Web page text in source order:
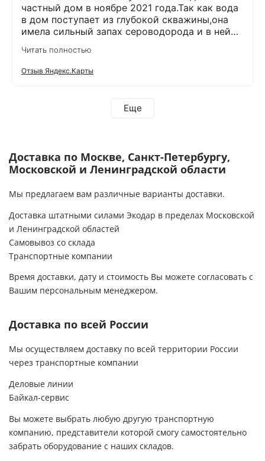
частный дом в ноябре 2021 года.Так как вода
в дом поступает из глубокой скважины,она
имела сильный запах сероводорода и в ней
желтела) и пользоваться в доме ей было
невозможно. После установки специального
оборудования,вода стала на вкус лучше,чем
продается в магазинах. О такой хорошей
воде я и не мечтала!!!!!! Прошло уже 5 лет.И в
течении этого времени не было никаких
порядке.Может надо что-то заменить.
Позвонила в компанию и,как всегда,вежливые
и уже через 2 дня ко мне приедет
компании Экодар -очень
спокойные,вежливые,аккуратные и
ответственные люди.За это им огромное
спасибо и долгих лет процветания их фирме!
Читать полностью
Отзыв Яндекс.Карты
Еще
Доставка по Москве, Санкт-Петербургу,
Московской и Ленинградской области
Мы предлагаем вам различные варианты доставки.
Доставка штатными силами Экодар в пределах Московской
и Ленинградской областей
Самовывоз со склада
Транспортные компании
Время доставки, дату и стоимость Вы можете согласовать с
Вашим персональным менеджером.
Доставка по всей России
Мы осуществляем доставку по всей территории России
через транспортные компании
Деловые линии
Байкал-сервис
Вы можете выбрать любую другую транспортную
компанию, представители которой смогу самостоятельно
забрать оборудование с наших складов.